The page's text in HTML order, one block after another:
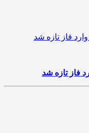
فاز تازه شد